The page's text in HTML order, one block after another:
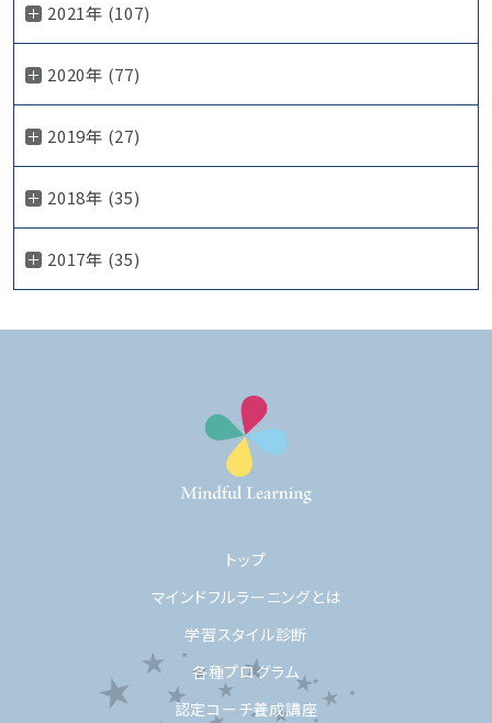
2021年 (107)
2020年 (77)
2019年 (27)
2018年 (35)
2017年 (35)
トップ
マインドフルラーニングとは
学習スタイル診断
各種プログラム
認定コーチ養成講座